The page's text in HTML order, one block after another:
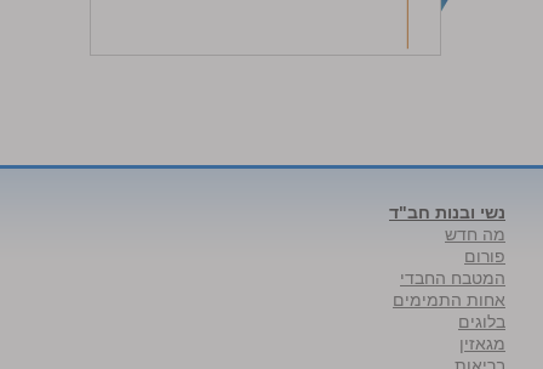
נשי ובנות חב"ד
מה חדש
פורום
המטבח החבדי
אחות התמימים
בלוגים
מגאזין